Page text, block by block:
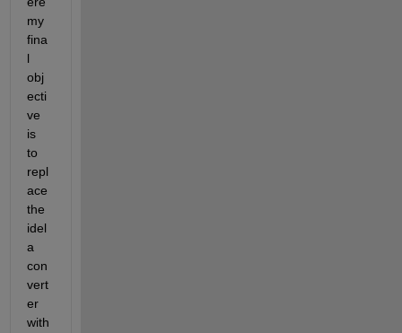
my
fina
l
obj
ecti
ve
is
to
repl
ace
the
idel
a
con
vert
er
with